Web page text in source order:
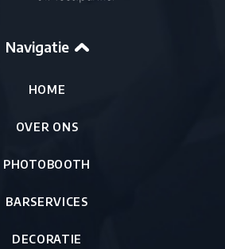
Navigatie
HOME
OVER ONS
PHOTOBOOTH
BARSERVICES
DECORATIE